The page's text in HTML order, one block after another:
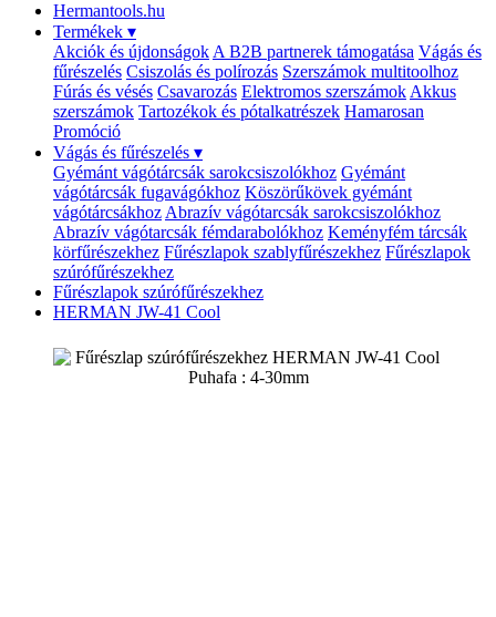
Hermantools.hu
Termékek ▾
Akciók és újdonságok A B2B partnerek támogatása Vágás és
fűrészelés Csiszolás és polírozás Szerszámok multitoolhoz
Fúrás és vésés Csavarozás Elektromos szerszámok Akkus
szerszámok Tartozékok és pótalkatrészek Hamarosan
Promóció
Vágás és fűrészelés ▾
Gyémánt vágótárcsák sarokcsiszolókhoz Gyémánt
vágótárcsák fugavágókhoz Köszörűkövek gyémánt
vágótárcsákhoz Abrazív vágótarcsák sarokcsiszolókhoz
Abrazív vágótarcsák fémdarabolókhoz Keményfém tárcsák
körfűrészekhez Fűrészlapok szablyfűrészekhez Fűrészlapok
szúrófűrészekhez
Fűrészlapok szúrófűrészekhez
HERMAN JW-41 Cool